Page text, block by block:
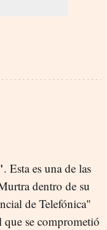
. Esta es una de las
dentro de su
de Telefónica"
se comprometió